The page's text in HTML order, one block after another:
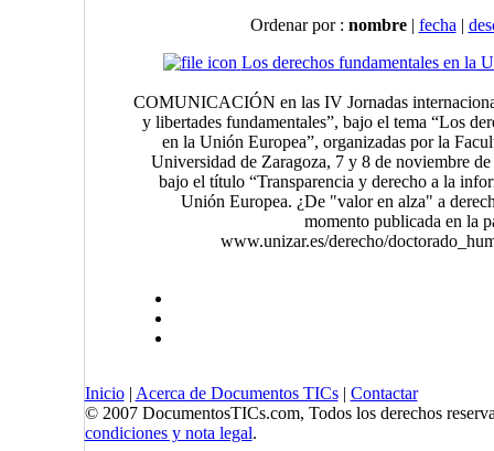
Ordenar por : nombre | fecha |
Los derechos fundamentales en la
COMUNICACIÓN en las IV Jornadas
y libertades fundamentales”, bajo el tema “Los
en la Unión Europea”, organizadas por la
Universidad de Zaragoza, 7 y 8 de noviembre
bajo el título “Transparencia y derecho a la
Unión Europea. ¿De "valor en alza" a
momento publicada en la
www.unizar.es/derecho/
Inicio| Acerca de Documentos TICs| Contactar
© 2007 DocumentosTICs.com, Todos los derechos
condiciones y nota legal.